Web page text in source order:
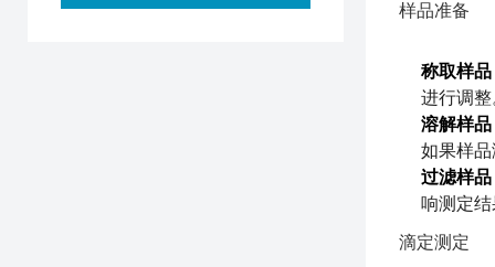
样品准备
称取样品
进行调
溶解样品
如果样
过滤样品
响测定
滴定测定